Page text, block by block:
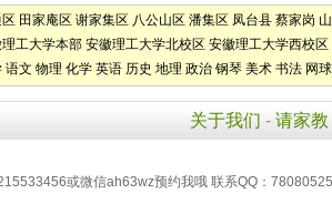
田家庵区 谢家集区 八公山区 潘集区 凤台县 蔡家岗
工大学本部 安徽理工大学北校区 安徽理工大学西校区
语文 物理 化学 英语 历史 地理 政治 钢琴 美术 书法 网球
关于我们 - 请家教
或微信ah63wz预约我哦 联系QQ：